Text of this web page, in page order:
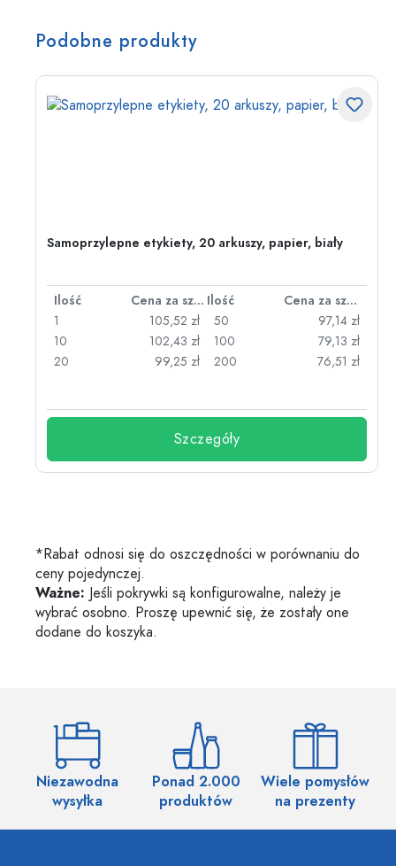
Podobne produkty
Samoprzylepne etykiety, 20 arkuszy, papier, biały
Ilość Cena za sztukę Ilość
Cena za sztukę
1
105,52 zł
10
102,43 zł
20
99,25 zł
50
97,14 zł
100
79,13 zł
200
76,51 zł
Szczegóły
*Rabat odnosi się do oszczędności w porównaniu do
ceny pojedynczej.
Ważne: Jeśli pokrywki są konfigurowalne, należy je
wybrać osobno. Proszę upewnić się, że zostały one
dodane do koszyka.
Niezawodna
wysyłka
Ponad 2.000
produktów
Wiele pomysłów
na prezenty